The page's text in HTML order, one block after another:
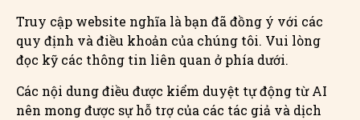
Truy cập website nghĩa là bạn đã đồng ý với các
quy định và điều khoản của chúng tôi. Vui lòng
đọc kỹ các thông tin liên quan ở phía dưới.
Các nội dung điều được kiểm duyệt tự động từ AI
nên mong được sự hỗ trợ của các tác giả và dịch